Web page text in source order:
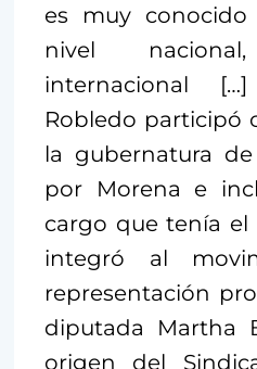
es muy
nivel
internacional
Robledo participó
la gubernatura
por Morena e
cargo que tenía el
integró al
representación
diputada Martha
origen del